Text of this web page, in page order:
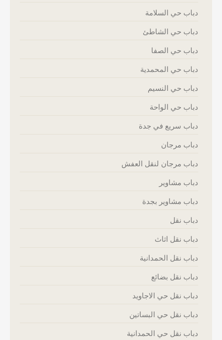
دباب حي السلامة
دباب حي الشاطئ
دباب حي الصفا
دباب حي المحمدية
دباب حي النسيم
دباب حي الواحة
دباب سريع في جدة
دباب مرجان
دباب مرجان لنقل العفش
دباب مشاوير
دباب مشاوير بجدة
دباب نقل
دباب نقل اثاث
دباب نقل الحمدانية
دباب نقل بضائع
دباب نقل حي الاجاويد
دباب نقل حي البساتين
دباب نقل حي الحمدانية